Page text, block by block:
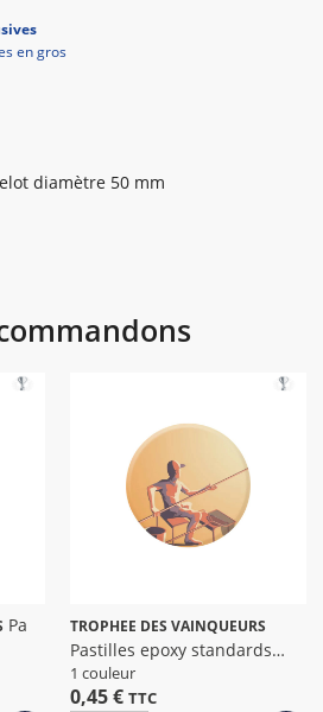
diamètre 50 mm
en gros
TROPHEE DES VAINQUEURS
Pastilles epoxy standards
peche dia
1 couleur
0,45 € TTC